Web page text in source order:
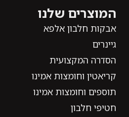
המוצרים שלנו
אבקות חלבון אלפא
גיינרים
הסדרה המקצועית
קריאטין וחומצות אמינו
תוספים וחומצות אמינו
חטיפי חלבון